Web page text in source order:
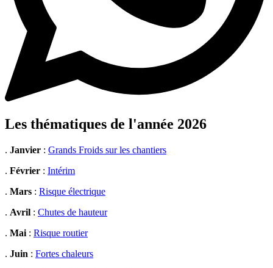
Les thématiques de l'année 2026
. Janvier : Grands Froids sur les chantiers
. Février : Intérim
. Mars : Risque électrique
. Avril : Chutes de hauteur
. Mai : Risque routier
. Juin : Fortes chaleurs